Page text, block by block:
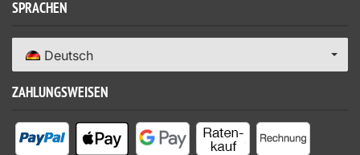
SPRACHEN
Deutsch
ZAHLUNGSWEISEN